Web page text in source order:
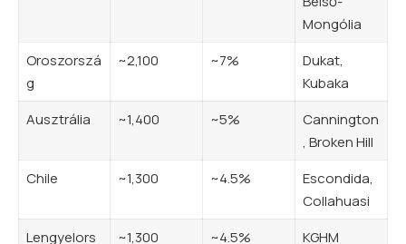
Mongólia
Oroszorszá
g
~2,100 ~7%
Dukat,
Kubaka
Ausztrália
~1,400 ~5%
Cannington
, Broken Hill
Chile
~1,300 ~4.5%
Escondida,
Collahuasi
Lengyelors
~1,300 ~4.5%
KGHM